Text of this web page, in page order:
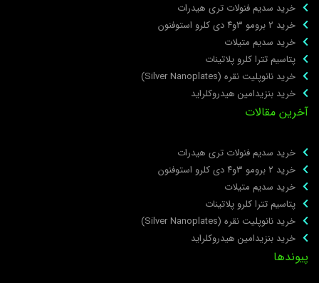
خرید سدیم فنولات تری هیدرات
خرید ۲ برومو ۳و۴ دی‌ کلرو استوفنون
خرید سدیم متیلات
پتاسیم تترا کلرو پلاتینات
خرید نانوپلیت نقره (Silver Nanoplates)
خرید بنزیدامین هیدروکلراید
مقالات
خرید سدیم فنولات تری هیدرات
خرید ۲ برومو ۳و۴ دی‌ کلرو استوفنون
خرید سدیم متیلات
پتاسیم تترا کلرو پلاتینات
خرید نانوپلیت نقره (Silver Nanoplates)
خرید بنزیدامین هیدروکلراید